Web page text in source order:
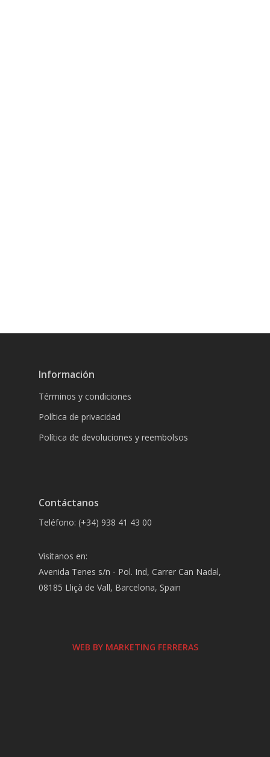
Información
Términos y condiciones
Política de privacidad
Política de devoluciones y reembolsos
Contáctanos
Teléfono: (+34) 938 41 43 00
Visítanos en:
Avenida Tenes s/n - Pol. Ind, Carrer Can Nadal,
08185 Lliçà de Vall, Barcelona, Spain
WEB BY MARKETING FERRERAS